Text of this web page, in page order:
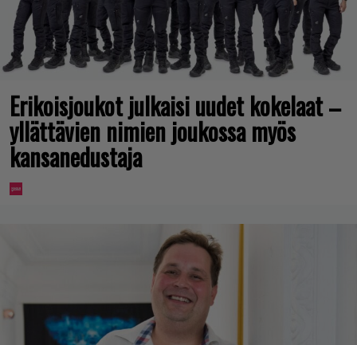
Erikoisjoukot julkaisi uudet kokelaat –
yllättävien nimien joukossa myös
kansanedustaja